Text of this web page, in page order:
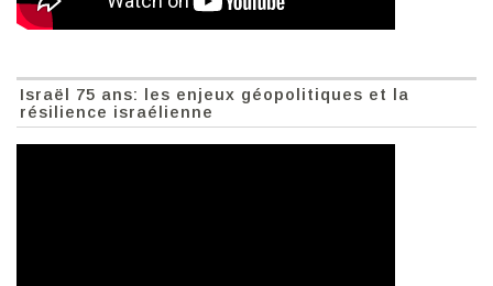
Israël 75 ans: les enjeux géopolitiques et la
résilience israélienne